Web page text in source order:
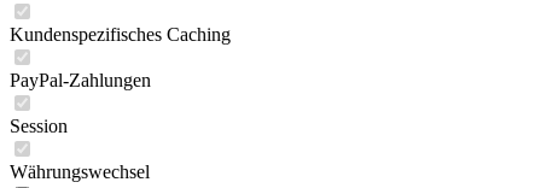
Kundenspezifisches Caching
PayPal-Zahlungen
Session
Währungswechsel